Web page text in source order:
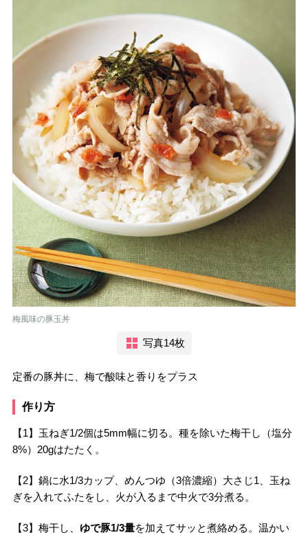
梅風味の豚玉丼
写真14枚
定番の豚丼に、梅で酸味と香りをプラス
作り方
【1】玉ねぎ1/2個は5mm幅に切る。種を除いた梅干し（塩分
8%）20gはたたく。
【2】鍋に水1/3カップ、めんつゆ（3倍濃縮）大さじ1、玉ね
ぎを入れてふたをし、火が入るまで中火で3分煮る。
【3】梅干し、 ゆで豚1/3量を加えてサッと煮絡める。温かい